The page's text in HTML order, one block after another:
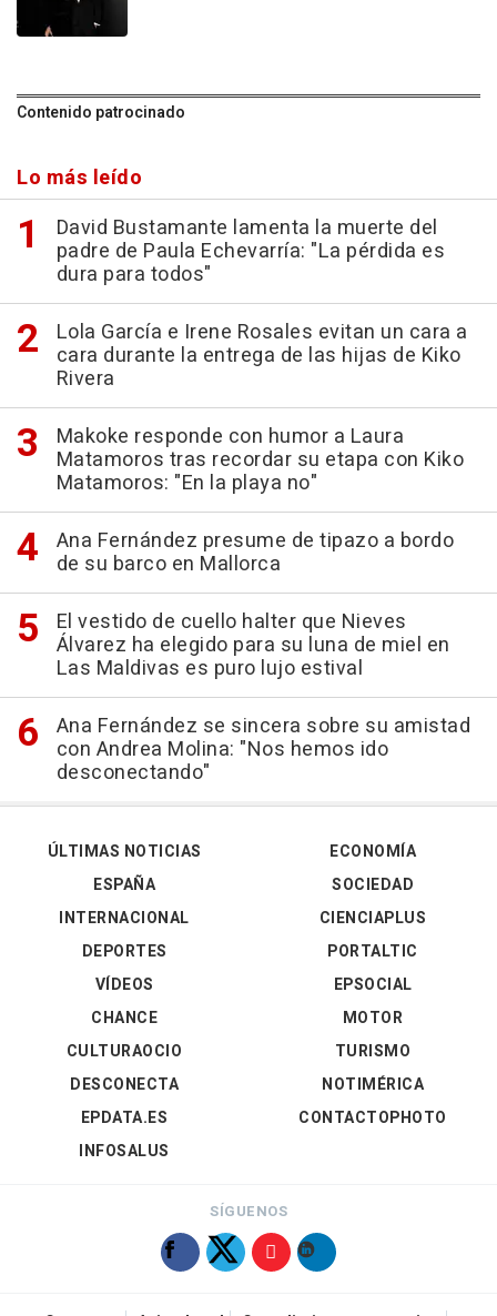
Contenido patrocinado
Lo más leído
David Bustamante lamenta la muerte del
padre de Paula Echevarría: "La pérdida es
dura para todos"
Lola García e Irene Rosales evitan un cara a
cara durante la entrega de las hijas de Kiko
Rivera
Makoke responde con humor a Laura
Matamoros tras recordar su etapa con Kiko
Matamoros: "En la playa no"
Ana Fernández presume de tipazo a bordo
de su barco en Mallorca
El vestido de cuello halter que Nieves
Álvarez ha elegido para su luna de miel en
Las Maldivas es puro lujo estival
Ana Fernández se sincera sobre su amistad
con Andrea Molina: "Nos hemos ido
desconectando"
ÚLTIMAS NOTICIAS
ESPAÑA
INTERNACIONAL
DEPORTES
VÍDEOS
ECONOMÍA
SOCIEDAD
CIENCIAPLUS
PORTALTIC
EPSOCIAL
CHANCE
CULTURAOCIO
DESCONECTA
EPDATA.ES
INFOSALUS
MOTOR
TURISMO
NOTIMÉRICA
CONTACTOPHOTO
SÍGUENOS